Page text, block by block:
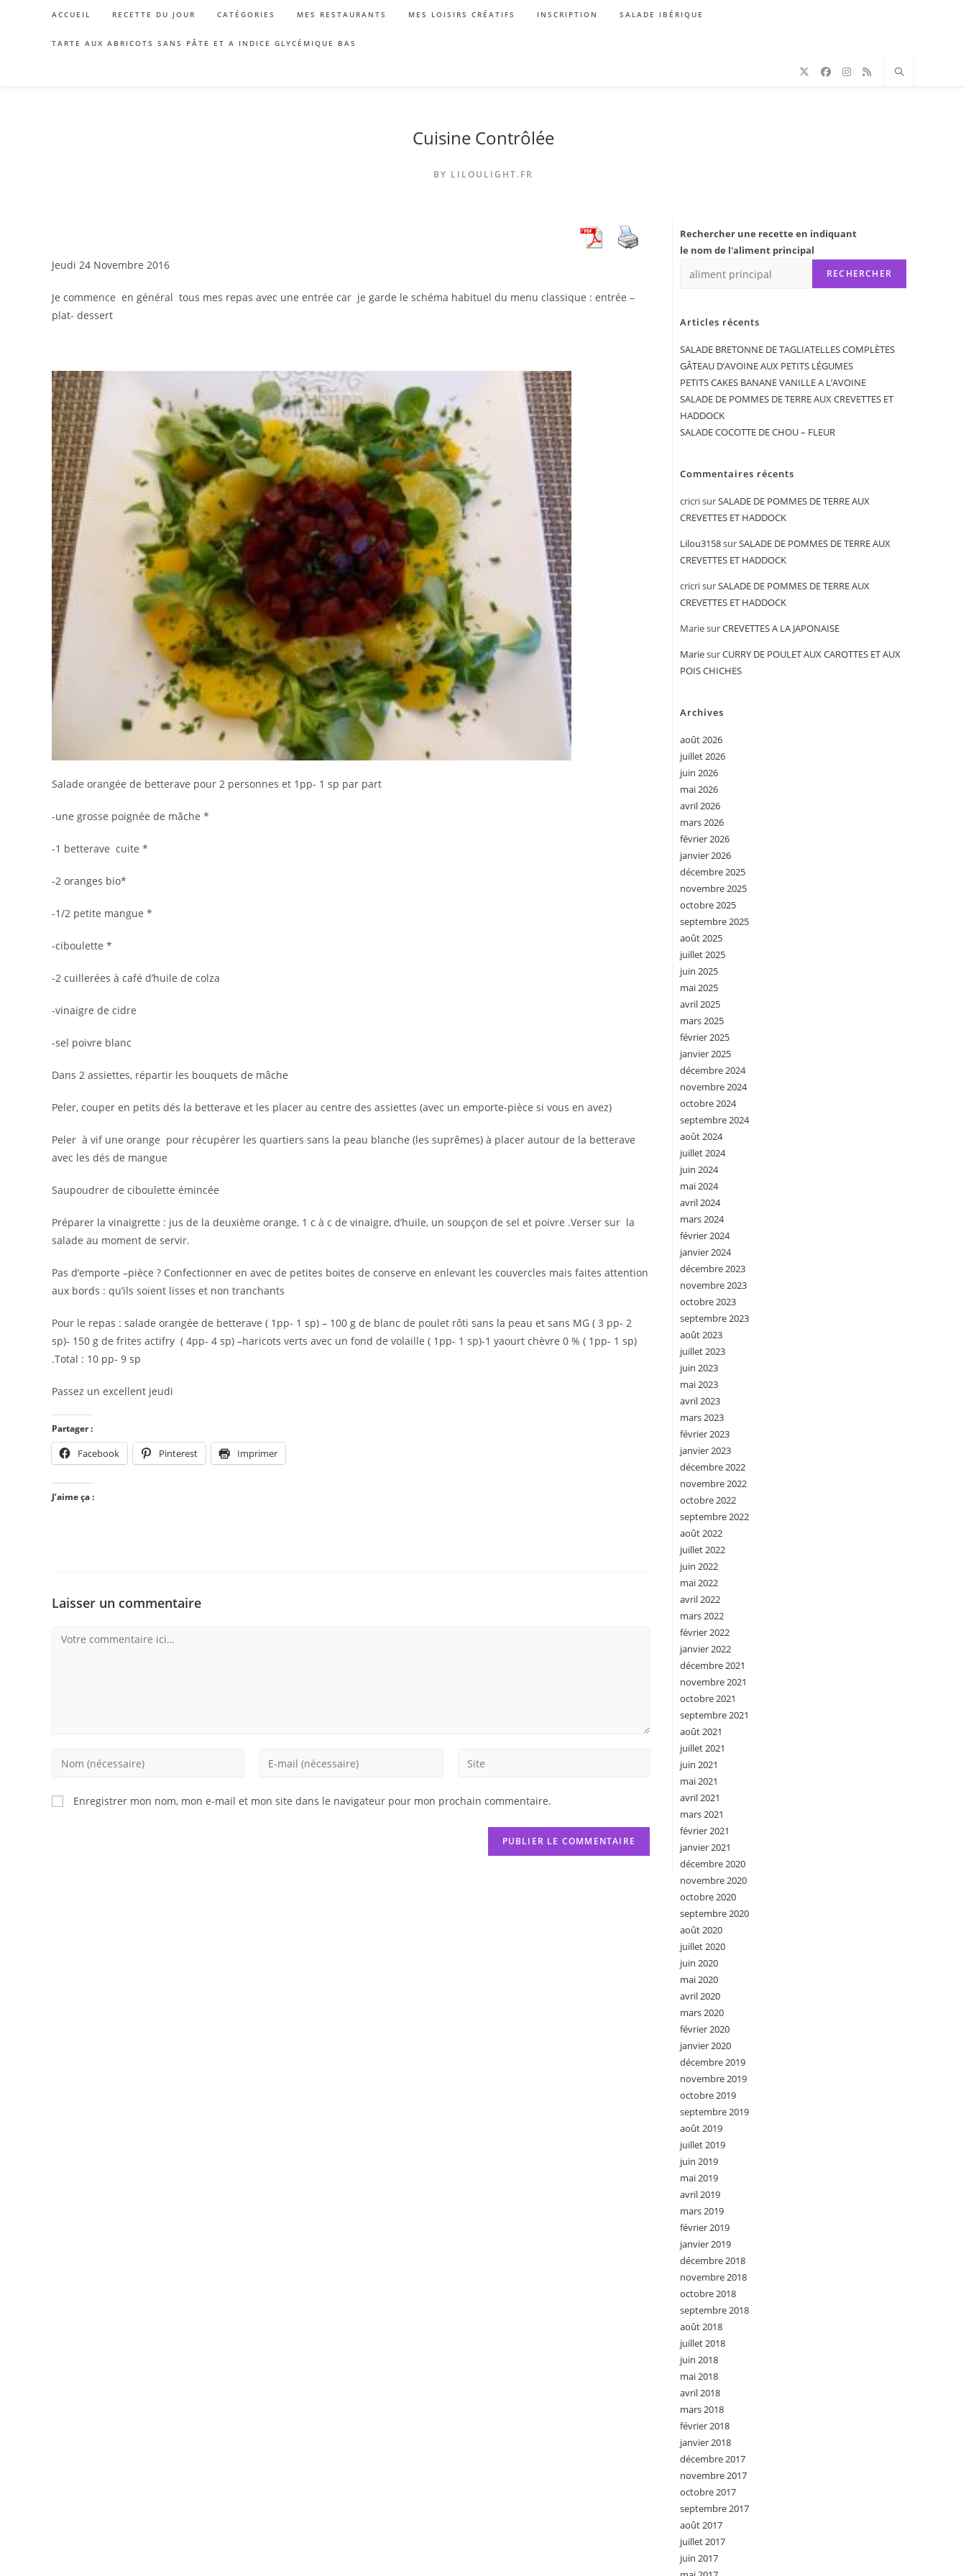
ACCUEIL RECETTE DU JOUR CATÉGORIES MES RESTAURANTS MES LOISIRS CRÉATIFS INSCRIPTION SALADE IBÉRIQUE
TARTE AUX ABRICOTS SANS PÂTE ET A INDICE GLYCÉMIQUE BAS
Cuisine Contrôlée
BY LILOULIGHT.FR
Jeudi 24 Novembre 2016
Je commence en général tous mes repas avec une entrée car je garde le schéma habituel du menu classique : entrée –
plat- dessert
Salade orangée de betterave pour 2 personnes et 1pp- 1 sp par part
-une grosse poignée de mâche *
-1 betterave cuite *
-2 oranges bio*
-1/2 petite mangue *
-ciboulette *
-2 cuillerées à café d’huile de colza
-vinaigre de cidre
-sel poivre blanc
Dans 2 assiettes, répartir les bouquets de mâche
Peler, couper en petits dés la betterave et les placer au centre des assiettes (avec un emporte-pièce si vous en avez)
Peler à vif une orange pour récupérer les quartiers sans la peau blanche (les suprêmes) à placer autour de la betterave
avec les dés de mangue
Saupoudrer de ciboulette émincée
Préparer la vinaigrette : jus de la deuxième orange, 1 c à c de vinaigre, d’huile, un soupçon de sel et poivre .Verser sur la
salade au moment de servir.
Pas d’emporte –pièce ? Confectionner en avec de petites boites de conserve en enlevant les couvercles mais faites attention
aux bords : qu’ils soient lisses et non tranchants
Pour le repas : salade orangée de betterave ( 1pp- 1 sp) – 100 g de blanc de poulet rôti sans la peau et sans MG ( 3 pp- 2
sp)- 150 g de frites actifry ( 4pp- 4 sp) –haricots verts avec un fond de volaille ( 1pp- 1 sp)-1 yaourt chèvre 0 % ( 1pp- 1 sp)
.Total : 10 pp- 9 sp
Passez un excellent jeudi
Partager :
Facebook Pinterest Imprimer
J’aime ça :
Laisser un commentaire
Comment
Enter
name
or
Enter
Saisir
(facultatif)
Enregistrer mon nom, mon e-mail et mon site dans le navigateur pour mon prochain commentaire.
Rechercher une recette en indiquant
le nom de l'aliment principal
RECHERCHER
Articles récents
SALADE BRETONNE DE TAGLIATELLES COMPLÈTES
GÂTEAU D’AVOINE AUX PETITS LÉGUMES
PETITS CAKES BANANE VANILLE A L’AVOINE
SALADE DE POMMES DE TERRE AUX CREVETTES ET
HADDOCK
SALADE COCOTTE DE CHOU – FLEUR
Commentaires récents
cricrisurSALADE DE POMMES DE TERRE AUX
CREVETTES ET HADDOCK
Lilou3158surSALADE DE POMMES DE TERRE AUX
CREVETTES ET HADDOCK
cricrisurSALADE DE POMMES DE TERRE AUX
CREVETTES ET HADDOCK
MariesurCREVETTES A LA JAPONAISE
MariesurCURRY DE POULET AUX CAROTTES ET AUX
POIS CHICHES
Archives
août 2026
juillet 2026
juin 2026
mai 2026
avril 2026
mars 2026
février 2026
janvier 2026
décembre 2025
novembre 2025
octobre 2025
septembre 2025
août 2025
juillet 2025
juin 2025
mai 2025
avril 2025
mars 2025
février 2025
janvier 2025
décembre 2024
novembre 2024
octobre 2024
septembre 2024
août 2024
juillet 2024
juin 2024
mai 2024
avril 2024
mars 2024
février 2024
janvier 2024
décembre 2023
novembre 2023
octobre 2023
septembre 2023
août 2023
juillet 2023
juin 2023
mai 2023
avril 2023
mars 2023
février 2023
janvier 2023
décembre 2022
novembre 2022
octobre 2022
septembre 2022
août 2022
juillet 2022
juin 2022
mai 2022
avril 2022
mars 2022
février 2022
janvier 2022
décembre 2021
novembre 2021
octobre 2021
septembre 2021
août 2021
juillet 2021
juin 2021
mai 2021
avril 2021
mars 2021
février 2021
janvier 2021
décembre 2020
novembre 2020
octobre 2020
septembre 2020
août 2020
juillet 2020
juin 2020
mai 2020
avril 2020
mars 2020
février 2020
janvier 2020
décembre 2019
novembre 2019
octobre 2019
septembre 2019
août 2019
juillet 2019
juin 2019
mai 2019
avril 2019
mars 2019
février 2019
janvier 2019
décembre 2018
novembre 2018
octobre 2018
septembre 2018
août 2018
juillet 2018
juin 2018
mai 2018
avril 2018
mars 2018
février 2018
janvier 2018
décembre 2017
novembre 2017
octobre 2017
septembre 2017
août 2017
juillet 2017
juin 2017